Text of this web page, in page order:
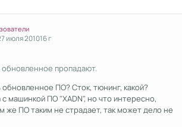
июля 201016 г
пропадают.
обновленное ПО? Сток, тюнинг, какой?
с машинкой ПО "XADN", но что интересно,
же ПО таким не страдает, так может дело не